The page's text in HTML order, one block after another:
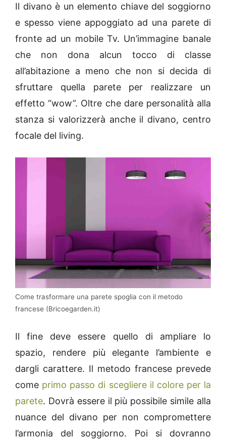
Il divano è un elemento chiave del soggiorno
e spesso viene appoggiato ad una parete di
fronte ad un mobile Tv. Un’immagine banale
che non dona alcun tocco di classe
all’abitazione a meno che non si decida di
sfruttare quella parete per realizzare un
effetto “wow”. Oltre che dare personalità alla
stanza si valorizzerà anche il divano, centro
focale del living.
Come trasformare una parete spoglia con il metodo
francese (Bricoegarden.it)
Il fine deve essere quello di ampliare lo
spazio, rendere più elegante l’ambiente e
dargli carattere. Il metodo francese prevede
come primo passo di scegliere il colore per la
parete. Dovrà essere il più possibile simile alla
nuance del divano per non compromettere
l’armonia del soggiorno. Poi si dovranno